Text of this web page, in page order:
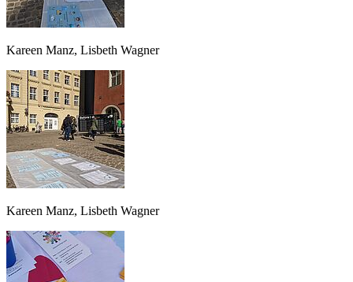
Kareen Manz, Lisbeth Wagner
Kareen Manz, Lisbeth Wagner